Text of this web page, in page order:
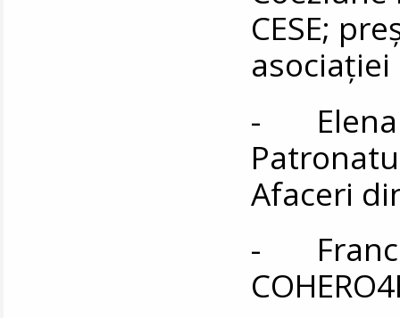
CESE;
asociaţiei
- Elena
Afaceri
-